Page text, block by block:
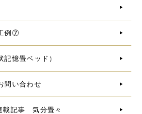
例⑦
記憶畳ベッド）
問い合わせ
記事 気分畳々